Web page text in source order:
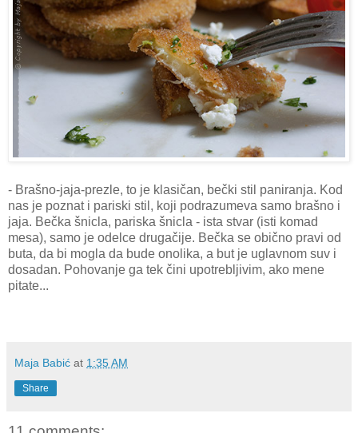
- Brašno-jaja-prezle, to je klasičan, bečki stil paniranja. Kod
nas je poznat i pariski stil, koji podrazumeva samo brašno i
jaja. Bečka šnicla, pariska šnicla - ista stvar (isti komad
mesa), samo je odelce drugačije. Bečka se obično pravi od
buta, da bi mogla da bude onolika, a but je uglavnom suv i
dosadan. Pohovanje ga tek čini upotrebljivim, ako mene
pitate...
Maja Babić at 1:35 AM
Share